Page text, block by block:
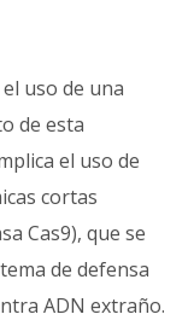
uso de una
de esta
el uso de
cortas
Cas9), que se
de defensa
ADN extraño.